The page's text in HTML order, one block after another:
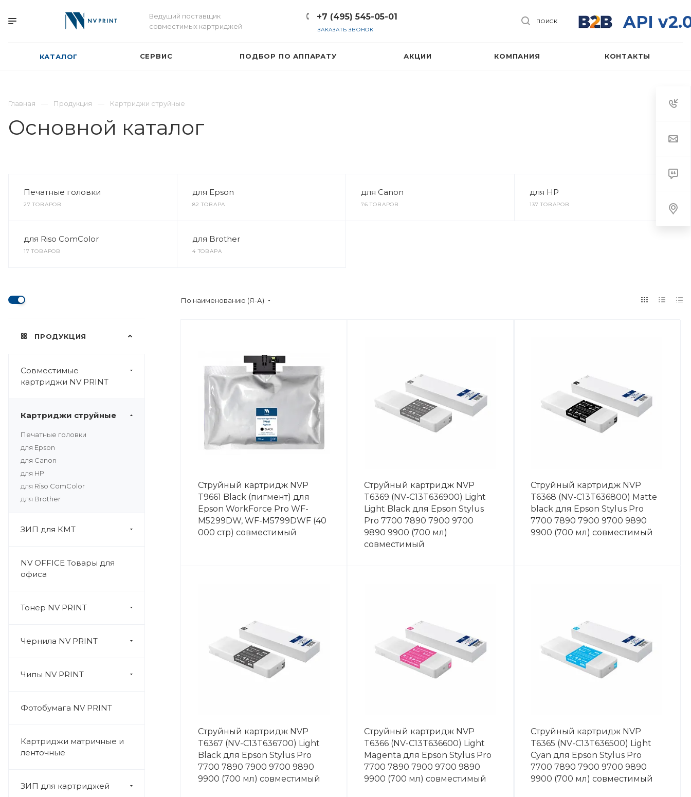
Ведущий поставщик
совместимых картриджей
+7 (495) 545-05-01
ЗАКАЗАТЬ ЗВОНОК API
ПОИСК
КАТАЛОГ СЕРВИС ПОДБОР ПО АППАРАТУ АКЦИИ КОМПАНИЯ КОНТАКТЫ
Главная Продукция Картриджи струйные
Основной каталог
Печатные головки
27 ТОВАРОВ
для Epson
82 ТОВАРА
для Canon
76 ТОВАРОВ
для HP
137 ТОВАРОВ
для Riso ComColor
17 ТОВАРОВ
для Brother
4 ТОВАРА
ПРОДУКЦИЯ
Совместимые
картриджи NV PRINT
Картриджи струйные
Печатные головки
для Epson
для Canon
для HP
для Riso ComColor
для Brother
ЗИП для КМТ
NV OFFICE Товары для
офиса
Тонер NV PRINT
Чернила NV PRINT
Чипы NV PRINT
Фотобумага NV PRINT
Картриджи матричные и
ленточные
ЗИП для картриджей
По наименованию (Я-А)
Струйный картридж NVP
T9661 Black (пигмент) для
Epson WorkForce Pro WF-
M5299DW, WF-M5799DWF (40
000 стр) совместимый
Струйный картридж NVP
T6369 (NV-C13T636900) Light
Light Black для Epson Stylus
Pro 7700 7890 7900 9700
9890 9900 (700 мл)
совместимый
Струйный картридж NVP
T6368 (NV-C13T636800) Matte
black для Epson Stylus Pro
7700 7890 7900 9700 9890
9900 (700 мл) совместимый
Струйный картридж NVP
T6367 (NV-C13T636700) Light
Black для Epson Stylus Pro
7700 7890 7900 9700 9890
9900 (700 мл) совместимый
Струйный картридж NVP
T6366 (NV-C13T636600) Light
Magenta для Epson Stylus Pro
7700 7890 7900 9700 9890
9900 (700 мл) совместимый
Струйный картридж NVP
T6365 (NV-C13T636500) Light
Cyan для Epson Stylus Pro
7700 7890 7900 9700 9890
9900 (700 мл) совместимый